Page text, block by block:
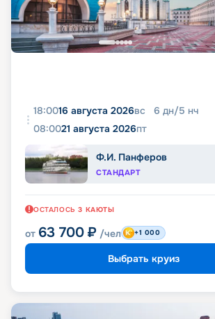
18:0016 августа 2026вс 6 дн/5 нч
08:0021 августа 2026пт
Ф.И. Панферов
СТАНДАРТ
ОСТАЛОСЬ 3 КАЮТЫ
от 63 700 ₽ /чел +1 000
Выбрать круиз